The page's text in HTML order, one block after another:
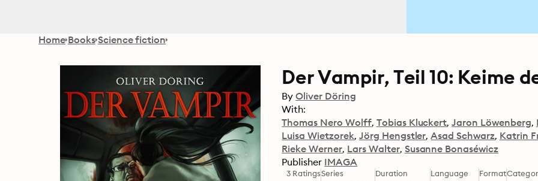
Home Books Science fiction
Der Vampir, Teil 10: Keime
By Oliver Döring
With:
Thomas Nero Wolff Tobias Kluckert Jaron Löwenberg
Luisa Wietzorek Jörg Hengstler Asad Schwarz Katrin
Rieke Werner Lars Walter Susanne Bonaséwicz
Publisher IMAGA
3 RatingsSeries Duration Language Format